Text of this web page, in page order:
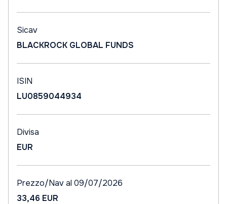
Sicav
BLACKROCK GLOBAL FUNDS
ISIN
LU0859044934
Divisa
EUR
Prezzo/Nav al 09/07/2026
33,46 EUR